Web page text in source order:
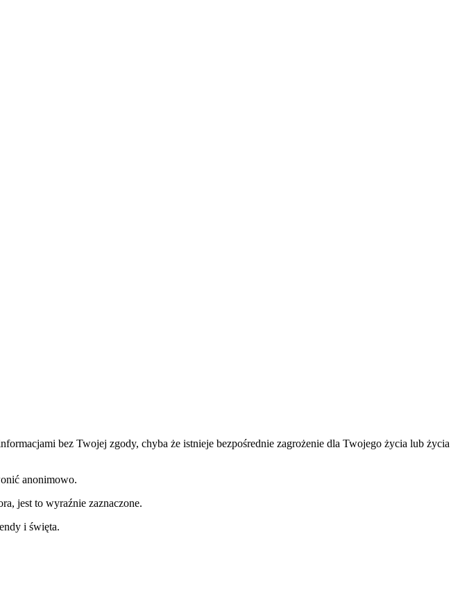
bez Twojej zgody, chyba że istnieje bezpośrednie zagrożenie dla Twojego życia lub życia
anonimowo.
jest to wyraźnie zaznaczone.
i święta.